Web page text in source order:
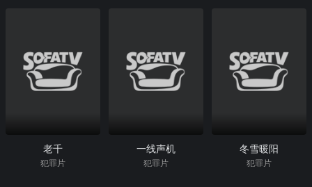
老千
犯罪片
一线声机
犯罪片
冬雪暖阳
犯罪片